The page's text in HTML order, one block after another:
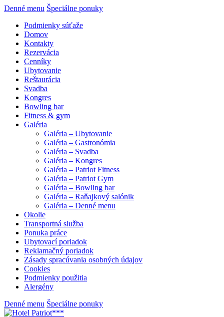
Denné menu Špeciálne ponuky
Podmienky súťaže
Domov
Kontakty
Rezervácia
Cenníky
Ubytovanie
Reštaurácia
Svadba
Kongres
Bowling bar
Fitness & gym
Galéria
Galéria – Ubytovanie
Galéria – Gastronómia
Galéria – Svadba
Galéria – Kongres
Galéria – Patriot Fitness
Galéria – Patriot Gym
Galéria – Bowling bar
Galéria – Raňajkový salónik
Galéria – Denné menu
Okolie
Transportná služba
Ponuka práce
Ubytovací poriadok
Reklamačný poriadok
Zásady spracúvania osobných údajov
Cookies
Podmienky použitia
Alergény
Denné menu Špeciálne ponuky